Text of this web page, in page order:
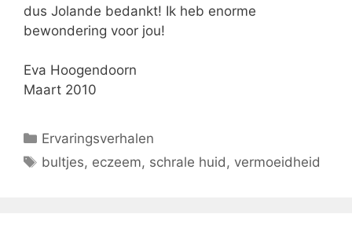
dus Jolande bedankt! Ik heb enorme
bewondering voor jou!
Eva Hoogendoorn
Maart 2010
Categorieën
Ervaringsverhalen
Tags
bultjes, eczeem, schrale huid, vermoeidheid